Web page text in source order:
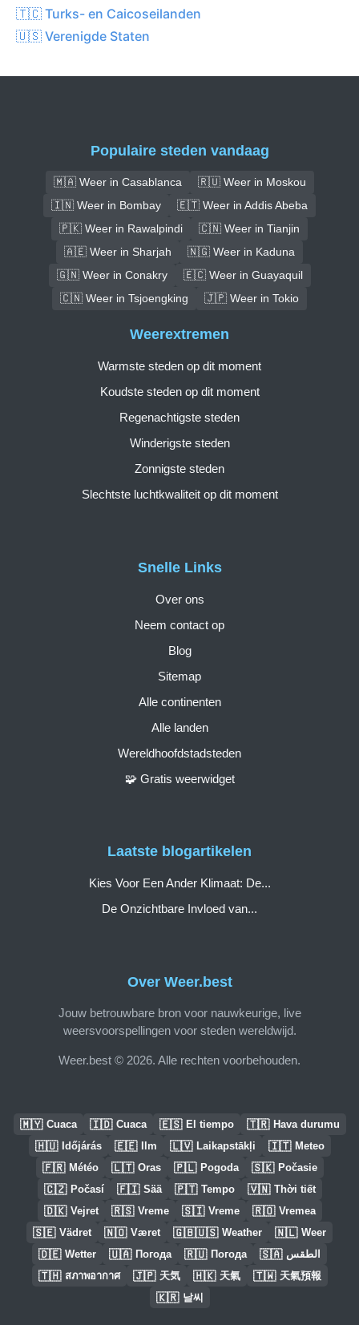
🇹🇨 Turks- en Caicoseilanden
🇺🇸 Verenigde Staten
Populaire steden vandaag
🇲🇦 Weer in Casablanca
🇷🇺 Weer in Moskou
🇮🇳 Weer in Bombay
🇪🇹 Weer in Addis Abeba
🇵🇰 Weer in Rawalpindi
🇨🇳 Weer in Tianjin
🇦🇪 Weer in Sharjah
🇳🇬 Weer in Kaduna
🇬🇳 Weer in Conakry
🇪🇨 Weer in Guayaquil
🇨🇳 Weer in Tsjoengking
🇯🇵 Weer in Tokio
Over Weer.best
Jouw betrouwbare bron voor nauwkeurige, live
weersvoorspellingen voor steden wereldwijd.
Weer.best © 2026. Alle rechten voorbehouden.
Snelle Links
Over ons
Neem contact op
Blog
Sitemap
Alle continenten
Alle landen
Wereldhoofdstadsteden
🧩 Gratis weerwidget
Weerextremen
Warmste steden op dit moment
Koudste steden op dit moment
Regenachtigste steden
Winderigste steden
Zonnigste steden
Slechtste luchtkwaliteit op dit moment
Laatste blogartikelen
Kies Voor Een Ander Klimaat: De...
De Onzichtbare Invloed van...
🇲🇾 Cuaca 🇮🇩 Cuaca 🇪🇸 El tiempo 🇹🇷 Hava durumu
🇭🇺 Időjárás 🇪🇪 Ilm 🇱🇻 Laikapstākļi 🇮🇹 Meteo
🇫🇷 Météo 🇱🇹 Oras 🇵🇱 Pogoda 🇸🇰 Počasie
🇨🇿 Počasí 🇫🇮 Sää 🇵🇹 Tempo 🇻🇳 Thời tiết
🇩🇰 Vejret 🇷🇸 Vreme 🇸🇮 Vreme 🇷🇴 Vremea
🇸🇪 Vädret 🇳🇴 Været 🇬🇧🇺🇸 Weather 🇳🇱 Weer
🇩🇪 Wetter 🇺🇦 Погода 🇷🇺 Погода 🇸🇦 الطقس
🇹🇭 สภาพอากาศ 🇯🇵 天気 🇭🇰 天氣 🇹🇼 天氣預報
🇰🇷 날씨